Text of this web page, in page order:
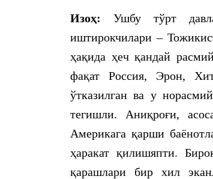
Изоҳ: Ушбу тўрт
иштирокчилари –
ҳақида ҳеч қандай
фақат Россия, Эрон,
ўтказилган ва у
тегишли. Аниқроғи,
Америкага қарши
ҳаракат қилишяпти.
қарашлари бир хил